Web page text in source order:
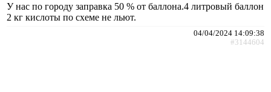
У нас по городу заправка 50 % от баллона.4 литровый баллон
2 кг кислоты по схеме не льют.
04/04/2024 14:09:38
#3144604